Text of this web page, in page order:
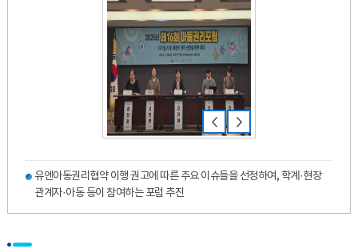
유엔아동권리협약 이행 권고에 따른 주요 이슈들을 선정하여, 학계·현장
관계자·아동 등이 참여하는 포럼 추진